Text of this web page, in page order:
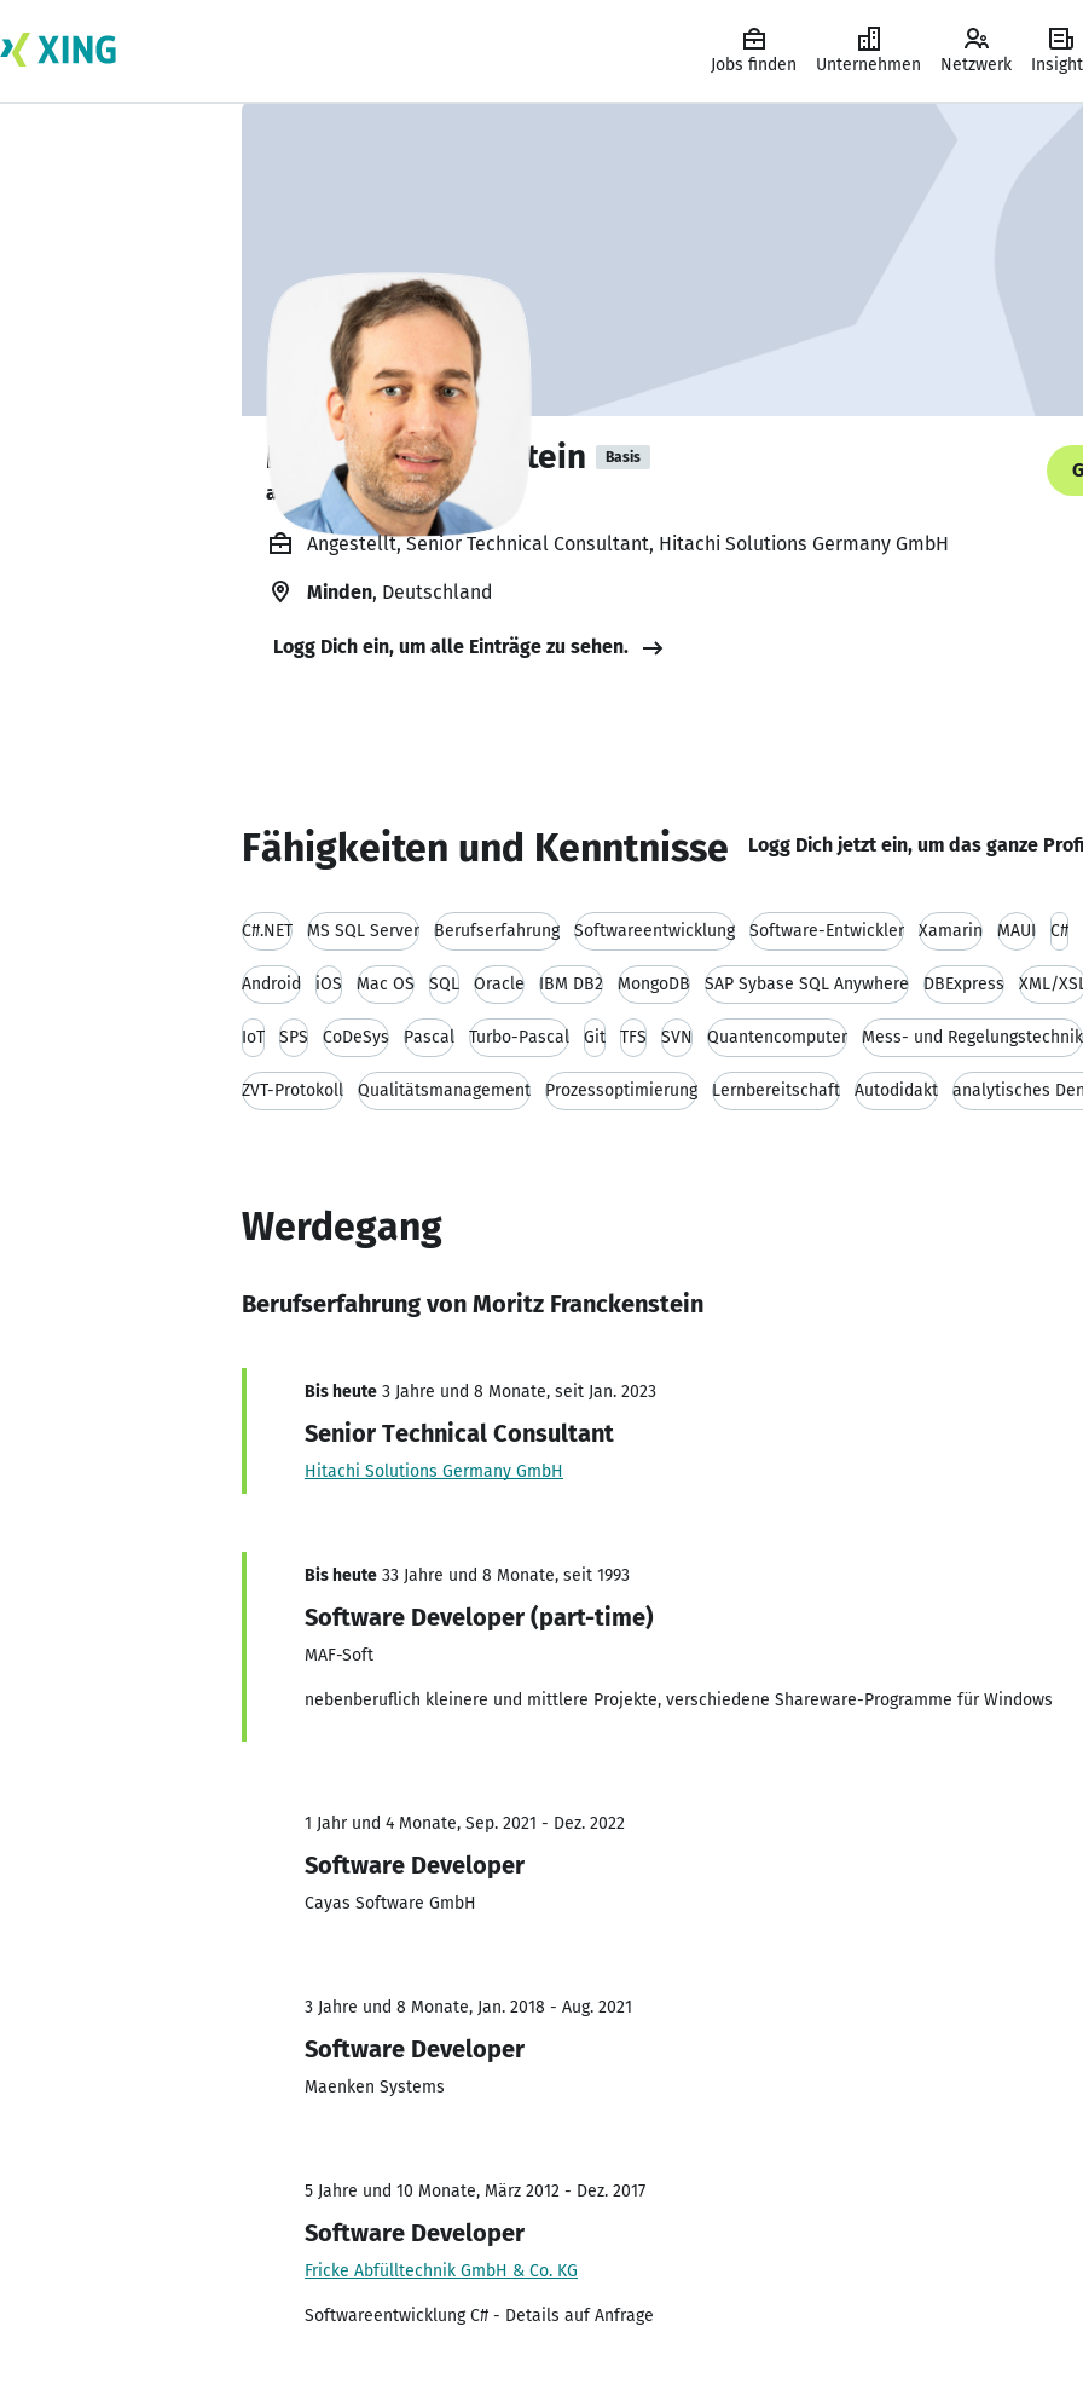
Jobs finden Unternehmen Netzwerk
Moritz Franckenstein Basis
arbeitet von zu Hause. 🏡
Angestellt, Senior Technical Consultant, Hitachi Solutions Germany GmbH
Minden, Deutschland
Logg Dich ein, um alle Einträge zu sehen.
Fähigkeiten und Kenntnisse Logg Dich jetzt ein, um das ganze
C#.NET MS SQL Server Berufserfahrung Softwareentwicklung Software-Entwickler Xamarin MAUI C#
Android iOS Mac OS SQL Oracle IBM DB2 MongoDB SAP Sybase SQL Anywhere DBExpress XML/
IoT SPS CoDeSys Pascal Turbo-Pascal Git TFS SVN Quantencomputer Mess- und Regelungstechnik
ZVT-Protokoll Qualitätsmanagement Prozessoptimierung Lernbereitschaft Autodidakt analytisches
Werdegang
Berufserfahrung von Moritz Franckenstein
Bis heute 3 Jahre und 8 Monate, seit Jan. 2023
Senior Technical Consultant
Hitachi Solutions Germany GmbH
Bis heute 33 Jahre und 8 Monate, seit 1993
Software Developer (part-time)
MAF-Soft
nebenberuflich kleinere und mittlere Projekte, verschiedene Shareware-Programme für Windows
1 Jahr und 4 Monate, Sep. 2021 - Dez. 2022
Software Developer
Cayas Software GmbH
3 Jahre und 8 Monate, Jan. 2018 - Aug. 2021
Software Developer
Maenken Systems
5 Jahre und 10 Monate, März 2012 - Dez. 2017
Software Developer
Fricke Abfülltechnik GmbH & Co. KG
Softwareentwicklung C# - Details auf Anfrage